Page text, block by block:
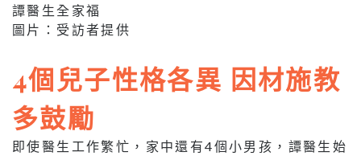
譚醫生全家福
圖片：受訪者提供
4個兒子性格各異 因材施教
多鼓勵
即使醫生工作繁忙，家中還有4個小男孩，譚醫生始